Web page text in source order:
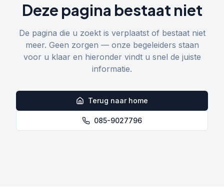
Deze pagina bestaat niet
De pagina die u zoekt is verplaatst of bestaat niet
meer. Geen zorgen — onze begeleiders staan
voor u klaar en hieronder vindt u snel de juiste
informatie.
Terug naar home
085-9027796